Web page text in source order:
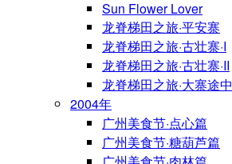
Sun Flower Lover
龙脊梯田之旅·平安寨
龙脊梯田之旅·古壮寨·I
龙脊梯田之旅·古壮寨·II
龙脊梯田之旅·大寨途中
2004年
广州美食节·点心篇
广州美食节·糖葫芦篇